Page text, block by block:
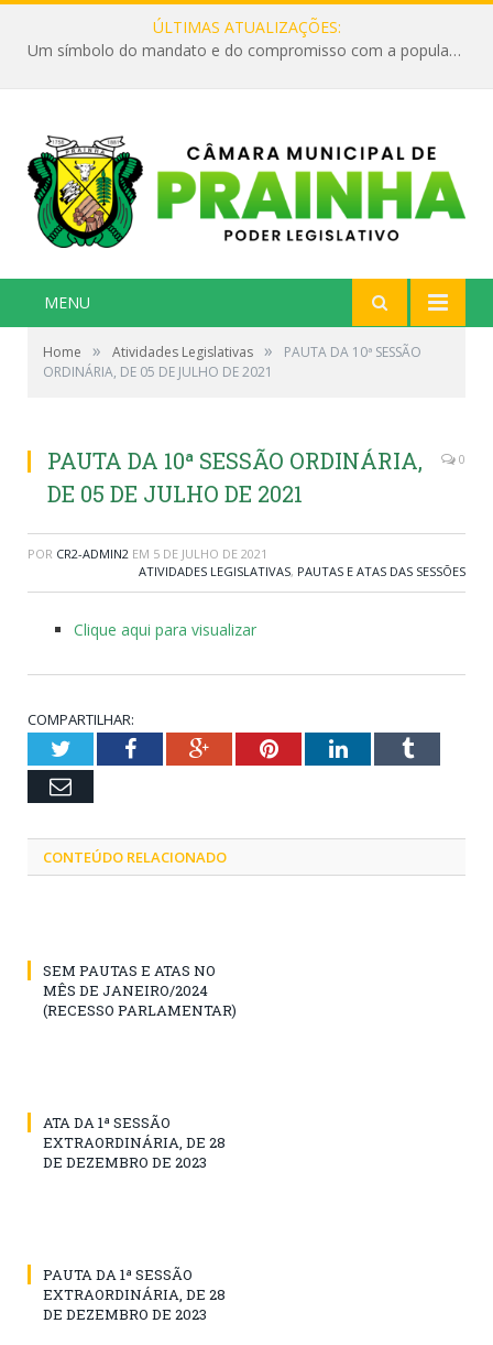
ÚLTIMAS ATUALIZAÇÕES:
Um símbolo do mandato e do compromisso com a população
MENU
Home » Atividades Legislativas »
PAUTA DA 10ª SESSÃO
ORDINÁRIA, DE 05 DE JULHO DE 2021
PAUTA DA 10ª SESSÃO ORDINÁRIA,
DE 05 DE JULHO DE 2021
0
POR CR2-ADMIN2 EM 5 DE JULHO DE 2021
ATIVIDADES LEGISLATIVAS, PAUTAS E ATAS DAS SESSÕES
Clique aqui para visualizar
COMPARTILHAR:
TwitterFacebookGoogle+PinterestLinkedInTumblr
Email
CONTEÚDO RELACIONADO
SEM PAUTAS E ATAS NO
MÊS DE JANEIRO/2024
(RECESSO PARLAMENTAR)
ATA DA 1ª SESSÃO
EXTRAORDINÁRIA, DE 28
DE DEZEMBRO DE 2023
PAUTA DA 1ª SESSÃO
EXTRAORDINÁRIA, DE 28
DE DEZEMBRO DE 2023